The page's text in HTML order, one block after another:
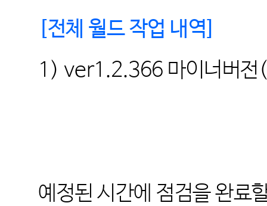
전체 월드 작업 내역
1) ver1.2.366 마이너버전
예정된 시간에 점검을 완료